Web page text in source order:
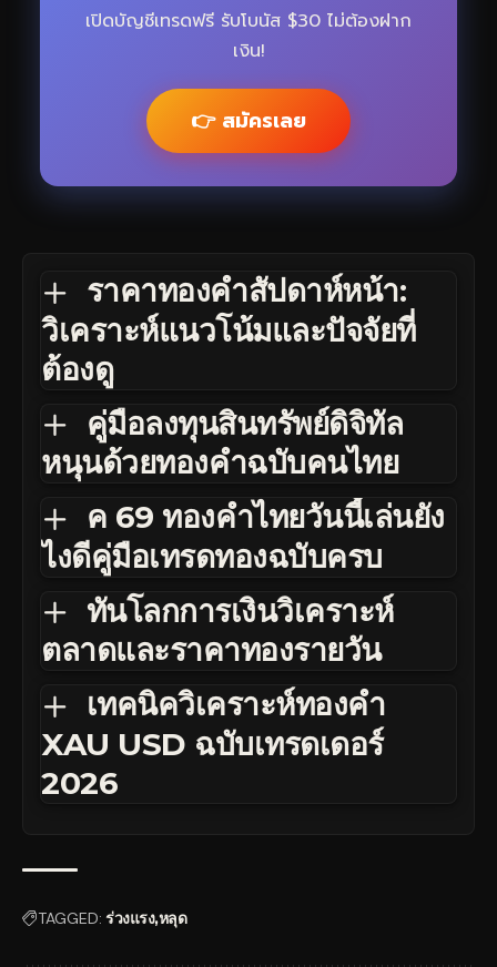
เปิดบัญชีเทรดฟรี รับโบนัส $30 ไม่ต้องฝาก
เงิน!
👉 สมัครเลย
ราคาทองคำสัปดาห์หน้า:
วิเคราะห์แนวโน้มและปัจจัยที่
ต้องดู
คู่มือลงทุนสินทรัพย์ดิจิทัล
หนุนด้วยทองคำฉบับคนไทย
ค 69 ทองคำไทยวันนี้เล่นยัง
ไงดีคู่มือเทรดทองฉบับครบ
ทันโลกการเงินวิเคราะห์
ตลาดและราคาทองรายวัน
เทคนิควิเคราะห์ทองคำ
XAU USD ฉบับเทรดเดอร์
2026
TAGGED: ร่วงแรงหลุด